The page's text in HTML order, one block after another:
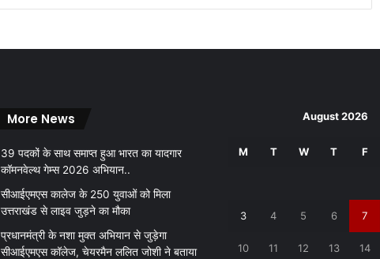
More News
39 पदकों के साथ समाप्त हुआ भारत का यादगार
कॉमनवेल्थ गेम्स 2026 अभियान..
सीआईएमएस कालेज के 250 युवाओं को मिला
उत्तराखंड से लाइव जुड़ने का मौका
प्रधानमंत्री के नशा मुक्त अभियान से जुड़ेगा
सीआईएमएस कॉलेज, चेयरमैन ललित जोशी ने बताया
August 2026
M T W T F
3 4 5 6 7
10 11 12 13 14